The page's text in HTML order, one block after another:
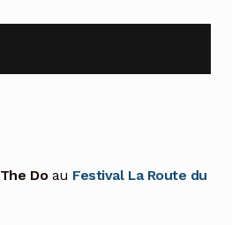
The Doau Festival La Route du